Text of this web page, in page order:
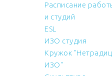
Расписание
и студий
ESL
ИЗО студия
Кружок
ИЗО"